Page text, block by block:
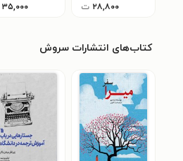
۲۸,۸۰۰ ت ۳۵,۰۰۰
کتاب‌های انتشارات سروش